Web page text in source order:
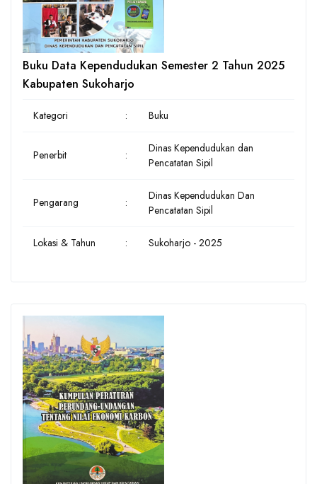
Buku Data Kependudukan Semester 2 Tahun 2025
Kabupaten Sukoharjo
Kategori : Buku
Penerbit :
Dinas Kependudukan dan
Pencatatan Sipil
Pengarang :
Dinas Kependudukan Dan
Pencatatan Sipil
Lokasi & Tahun : Sukoharjo - 2025